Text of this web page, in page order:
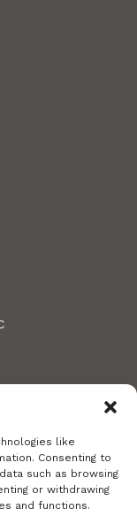
like
Consenting to
such as browsing
or withdrawing
and functions.